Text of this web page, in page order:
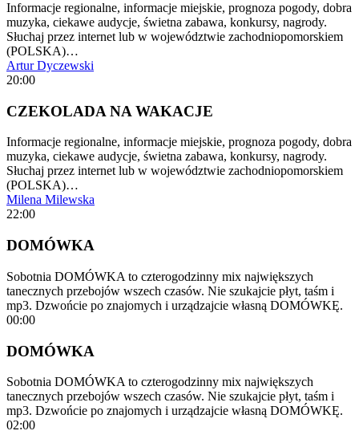
Informacje regionalne, informacje miejskie, prognoza pogody, dobra
muzyka, ciekawe audycje, świetna zabawa, konkursy, nagrody.
Słuchaj przez internet lub w województwie zachodniopomorskiem
(POLSKA)…
Artur Dyczewski
20:00
CZEKOLADA NA WAKACJE
Informacje regionalne, informacje miejskie, prognoza pogody, dobra
muzyka, ciekawe audycje, świetna zabawa, konkursy, nagrody.
Słuchaj przez internet lub w województwie zachodniopomorskiem
(POLSKA)…
Milena Milewska
22:00
DOMÓWKA
Sobotnia DOMÓWKA to czterogodzinny mix największych
tanecznych przebojów wszech czasów. Nie szukajcie płyt, taśm i
mp3. Dzwońcie po znajomych i urządzajcie własną DOMÓWKĘ.
00:00
DOMÓWKA
Sobotnia DOMÓWKA to czterogodzinny mix największych
tanecznych przebojów wszech czasów. Nie szukajcie płyt, taśm i
mp3. Dzwońcie po znajomych i urządzajcie własną DOMÓWKĘ.
02:00